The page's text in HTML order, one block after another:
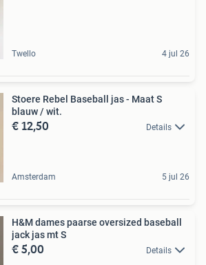
Twello 4 jul 26
Stoere Rebel Baseball jas - Maat S
blauw / wit.
€ 12,50 Details
Amsterdam 5 jul 26
H&M dames paarse oversized baseball
jack jas mt S
€ 5,00 Details